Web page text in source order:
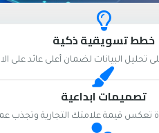
خطط تسويقية ذكية
تحليل البيانات لضمان أعلى عائد على
تصميمات ابداعية
تعكس قيمة علامتك التجارية وتجذب